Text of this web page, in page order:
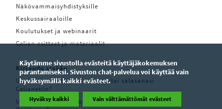
Näkövammaisyhdistyksille
Keskussairaaloille
Koulutukset ja webinaarit
Celian esitteet ja materiaalit
Kirjaudu sisään
Unohditko käyttäjätunnuksesi tai salasanasi
Celianetiin?
Unohditko käyttäjätunnuksesi tai salasanasi Pratsam
Käytämme sivustolla evästeitä käyttäjäkokemuksen
parantamiseksi. Sivuston chat-palvelua voi käyttää vain
hyväksymällä kaikki evästeet.
Hyväksy kaikki Vain välttämättömät evästeet